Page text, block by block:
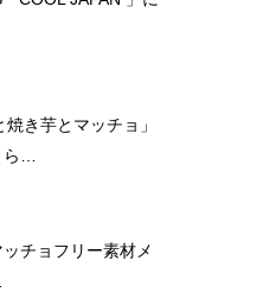
焼き芋とマッチョ」
…
ッチョフリー素材メ